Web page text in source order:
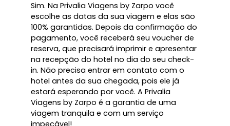
Sim. Na Privalia Viagens by Zarpo você
escolhe as datas da sua viagem e elas são
100% garantidas. Depois da confirmação do
pagamento, você receberá seu voucher de
reserva, que precisará imprimir e apresentar
na recepção do hotel no dia do seu check-
in. Não precisa entrar em contato com o
hotel antes da sua chegada, pois ele já
estará esperando por você. A Privalia
Viagens by Zarpo é a garantia de uma
viagem tranquila e com um serviço
impecável!